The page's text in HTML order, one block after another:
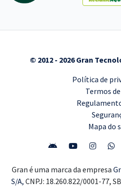
© 2012 - 2026 Gran
Política de
Termos
Mapa do
Gran é uma marca da empresa
S/A, CNPJ: 18.260.822/0001-77,